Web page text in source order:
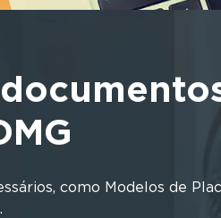
como Modelos de